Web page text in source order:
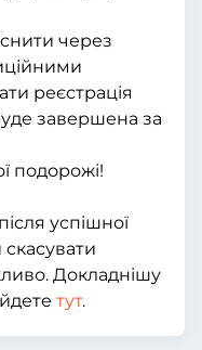
через
реєстрація
завершена за
подорожі!
успішної
скасувати
Докладнішу
тут.